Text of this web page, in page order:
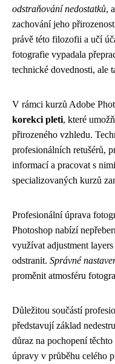
odstraňování nedostatků,
zachování jeho
právě této filozofii a učí
fotografie vypadala
technické dovednosti, ale
V rámci kurzů Adobe
korekci pleti, které
přirozeného vzhledu.
profesionálních retušérů,
informací a pracovat s
specializovaných kurzů
Profesionální úprava
Photoshop nabízí
využívat adjustment
odstranit. Správné
proměnit atmosféru
Důležitou součástí
představují základ
důraz na pochopení
úpravy v průběhu celého